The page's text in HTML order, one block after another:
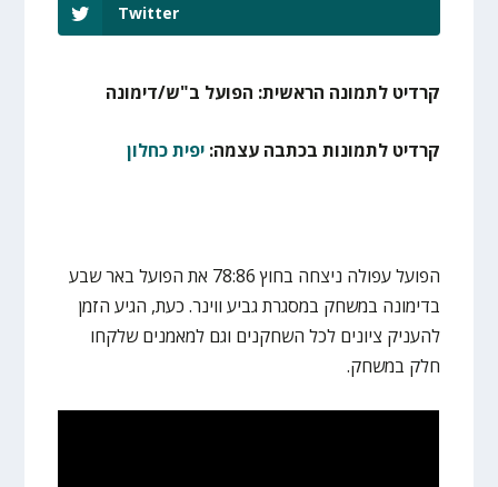
Twitter
קרדיט לתמונה הראשית: הפועל ב"ש/דימונה
קרדיט לתמונות בכתבה עצמה:יפית כחלון
הפועל עפולה ניצחה בחוץ 78:86 את הפועל באר שבע
בדימונה במשחק במסגרת גביע ווינר. כעת, הגיע הזמן
להעניק ציונים לכל השחקנים וגם למאמנים שלקחו
חלק במשחק.